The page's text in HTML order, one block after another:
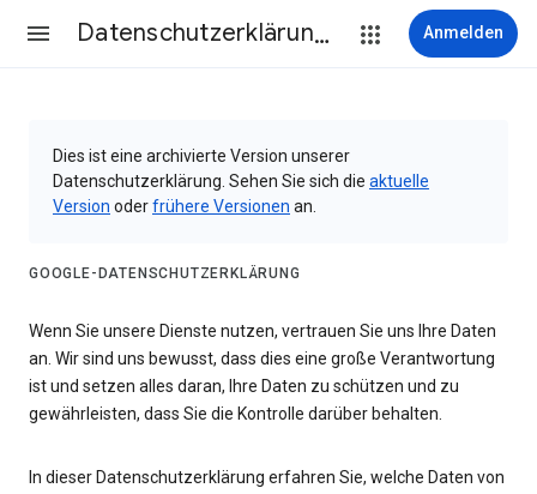
Datenschutzerklärung & Nutzungsbedingungen Anmelden
Dies ist eine archivierte Version unserer
Datenschutzerklärung. Sehen Sie sich die aktuelle
Version oderfrühere Versionen an.
GOOGLE-DATENSCHUTZERKLÄRUNG
Wenn Sie unsere Dienste nutzen, vertrauen Sie uns Ihre Daten
an. Wir sind uns bewusst, dass dies eine große Verantwortung
ist und setzen alles daran, Ihre Daten zu schützen und zu
gewährleisten, dass Sie die Kontrolle darüber behalten.
In dieser Datenschutzerklärung erfahren Sie, welche Daten von